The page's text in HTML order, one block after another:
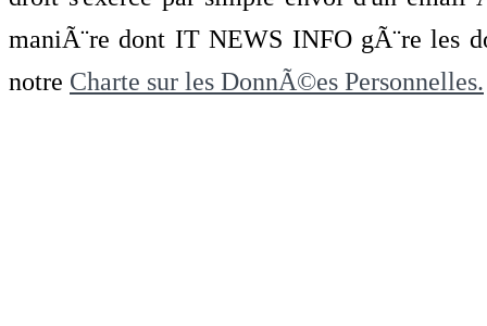
maniÃ¨re dont IT NEWS INFO gÃ¨re les
notre Charte sur les DonnÃ©es Personnelles.